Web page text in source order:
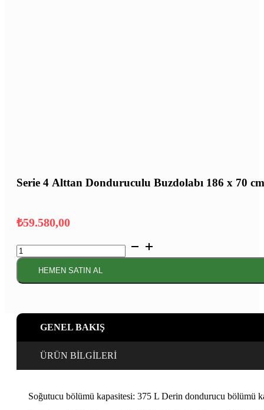
Serie 4 Alttan Donduruculu Buzdolabı 186 x 70
₺59.580,00
Serie
4 Alttan
Donduruculu
Buzdolabı
186
cm
Paslanmaz
çelik
HEMEN SATIN AL
GENEL BAKIŞ
ÜRÜN BİLGİLERİ
Soğutucu bölümü kapasitesi: 375 L Derin dondurucu bölümü